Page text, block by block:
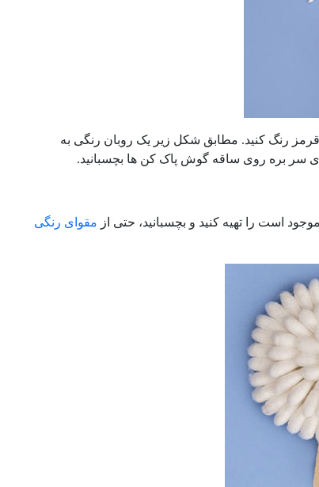
قرمز رنگ کنید. مطابق شکل زیر یک روبان رنگی به
سر بره روی ساقه گوش پاک کن ها بچسبانید.
است را تهیه کنید و بچسبانید، حتی از مقوای رنگی